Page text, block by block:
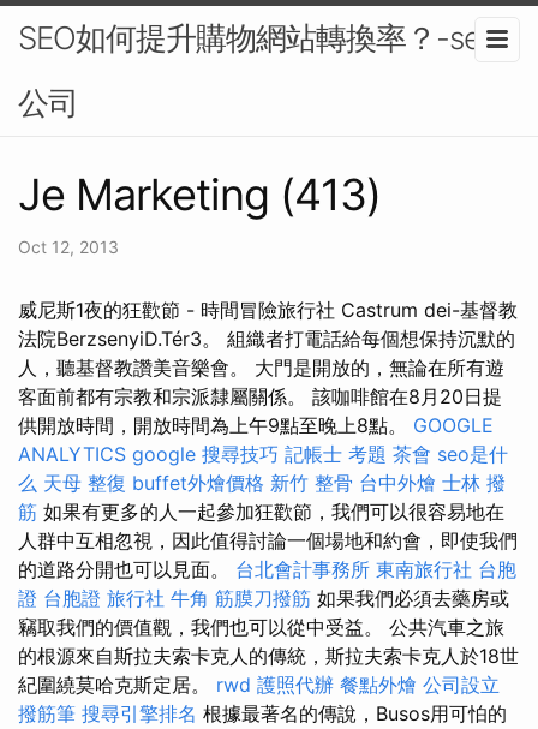
SEO如何提升購物網站轉換率？-seo
公司
Je Marketing (413)
Oct 12, 2013
威尼斯1夜的狂歡節 - 時間冒險旅行社 Castrum dei-基督教
法院BerzsenyiD.Tér3。 組織者打電話給每個想保持沉默的
人，聽基督教讚美音樂會。 大門是開放的，無論在所有遊
客面前都有宗教和宗派隸屬關係。 該咖啡館在8月20日提
供開放時間，開放時間為上午9點至晚上8點。 GOOGLE
ANALYTICS google 搜尋技巧 記帳士 考題 茶會 seo是什
么 天母 整復 buffet外燴價格 新竹 整骨 台中外燴 士林 撥
筋 如果有更多的人一起參加狂歡節，我們可以很容易地在
人群中互相忽視，因此值得討論一個場地和約會，即使我們
的道路分開也可以見面。 台北會計事務所 東南旅行社 台胞
證 台胞證 旅行社 牛角 筋膜刀撥筋 如果我們必須去藥房或
竊取我們的價值觀，我們也可以從中受益。 公共汽車之旅
的根源來自斯拉夫索卡克人的傳統，斯拉夫索卡克人於18世
紀圍繞莫哈克斯定居。 rwd 護照代辦 餐點外燴 公司設立
撥筋筆 搜尋引擎排名 根據最著名的傳說，Busos用可怕的